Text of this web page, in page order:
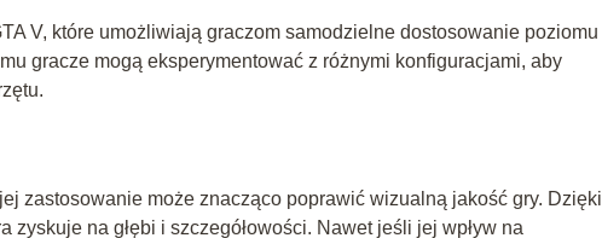
V, które umożliwiają graczom samodzielne dostosowanie poziomu
gracze mogą eksperymentować z różnymi konfiguracjami, aby
zastosowanie może znacząco poprawić wizualną jakość gry. Dzięki
na głębi i szczegółowości. Nawet jeśli jej wpływ na